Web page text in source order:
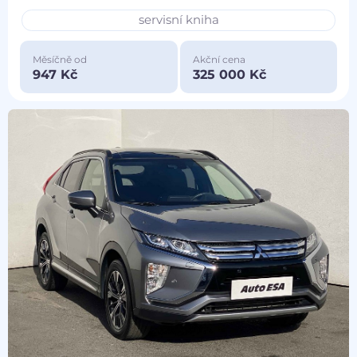
servisní kniha
Měsíčně od
947 Kč
Akční cena
325 000 Kč